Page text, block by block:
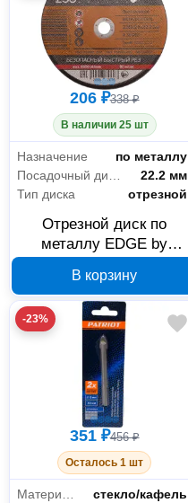
206 ₽338 ₽
В наличии 25 шт
Назначение
по металлу
Посадочный диаметр
22.2 мм
Тип диска
отрезной
Отрезной диск по
металлу EDGE by
мм 816010007
В корзину
-23%
351 ₽456 ₽
Осталось 1 шт
Материал обработки
стекло/кафель